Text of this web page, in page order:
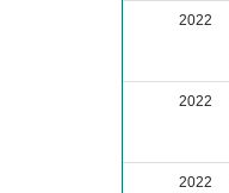
2022
2022
2022